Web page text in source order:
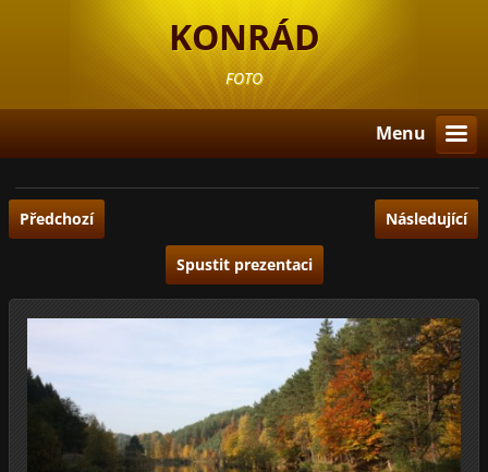
KONRÁD
FOTO
Menu
Předchozí Následující
Spustit prezentaci